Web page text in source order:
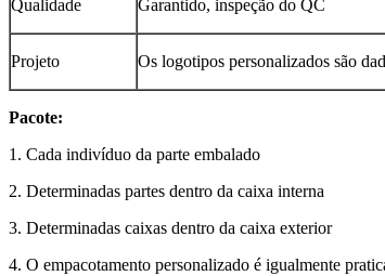
Qualidade Garantido, inspeção do QC
Projeto Os logotipos personalizados são
Pacote:
1. Cada indivíduo da parte embalado
2. Determinadas partes dentro da caixa interna
3. Determinadas caixas dentro da caixa exterior
4. O empacotamento personalizado é igualmente